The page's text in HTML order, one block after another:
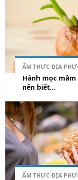
ẨM THỰC ĐỊA
Hành mọc
nên biết...
ẨM THỰC ĐỊA